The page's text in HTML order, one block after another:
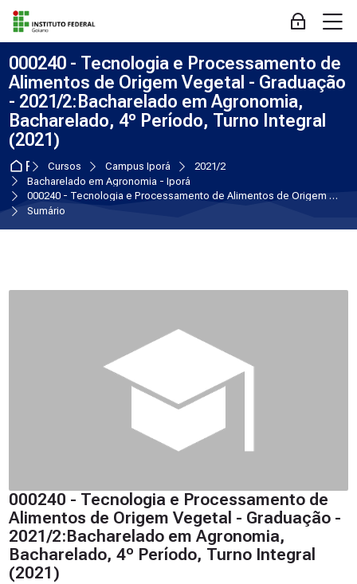
Skip to navigation
Skip to login form
Ir para o conteúdo principal
Skip to accessibility options
Skip to footer
Skip accessibility options
Acessar
000240 - Tecnologia e Processamento de
Alimentos de Origem Vegetal - Graduação
- 2021/2:Bacharelado em Agronomia,
Bacharelado, 4º Período, Turno Integral
(2021)
Página inicial
Cursos Campus Iporá
2021/2
Bacharelado em Agronomia - Iporá
000240 - Tecnologia e Processamento de Alimentos de Origem Vegetal - Graduação - 2021/2
Sumário
000240 - Tecnologia e Processamento de
Alimentos de Origem Vegetal - Graduação -
2021/2:Bacharelado em Agronomia,
Bacharelado, 4º Período, Turno Integral
(2021)